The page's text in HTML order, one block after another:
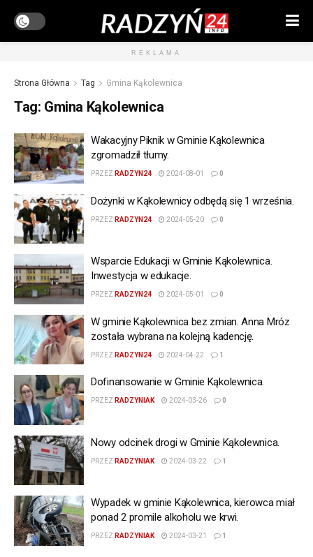
REKLAMA
Strona Główna Tag Gmina Kąkolewnica
Tag: Gmina Kąkolewnica
Wakacyjny Piknik w Gminie Kąkolewnica
zgromadził tłumy.
PRZEZ RADZYN24 2024-08-01 0
Dożynki w Kąkolewnicy odbędą się 1 września.
PRZEZ RADZYN24 2024-05-20 0
Wsparcie Edukacji w Gminie Kąkolewnica.
Inwestycja w edukacje.
PRZEZ RADZYN24 2024-05-01 0
W gminie Kąkolewnica bez zmian. Anna Mróz
została wybrana na kolejną kadencję.
PRZEZ RADZYN24 2024-04-22 1
Dofinansowanie w Gminie Kąkolewnica.
PRZEZ RADZYNIAK 2024-03-26 0
Nowy odcinek drogi w Gminie Kąkolewnica.
PRZEZ RADZYNIAK 2024-03-22 1
Wypadek w gminie Kąkolewnica, kierowca miał
ponad 2 promile alkoholu we krwi.
PRZEZ RADZYNIAK 2024-03-21 1